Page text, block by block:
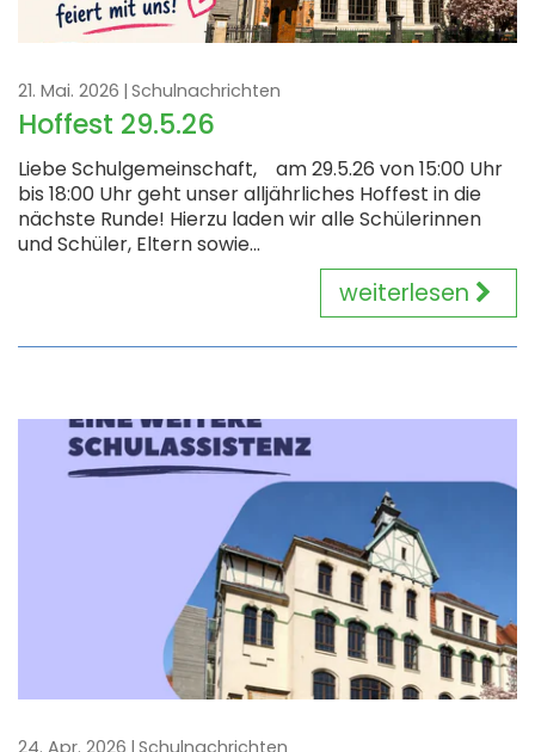
21. Mai. 2026 Schulnachrichten
Hoffest 29.5.26
Liebe Schulgemeinschaft, am 29.5.26 von 15:00 Uhr
bis 18:00 Uhr geht unser alljährliches Hoffest in die
nächste Runde! Hierzu laden wir alle Schülerinnen
und Schüler, Eltern sowie...
weiterlesen
24. Apr. 2026 Schulnachrichten